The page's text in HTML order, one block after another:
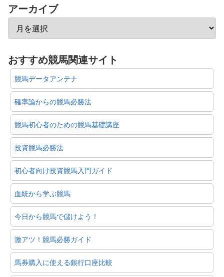
アーカイブ
おすすめ競馬関連サイト
競馬データアンテナ
確率論からの競馬必勝法
競馬初心者のための競馬基礎講座
投資競馬必勝法
初心者向け投資競馬入門ガイド
血統から学ぶ競馬
今日から競馬で儲けよう！
激アツ！競馬必勝ガイド
馬券購入に使える銀行口座比較